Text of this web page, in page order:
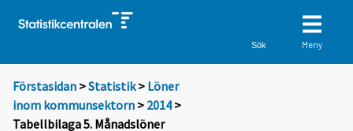
Sök Meny
Förstasidan >Statistik > Löner
inom kommunsektorn > 2014>
Tabellbilaga 5. Månadslöner